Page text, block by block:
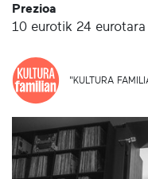
Prezioa
10 eurotik 24 eurotara
"KULTURA